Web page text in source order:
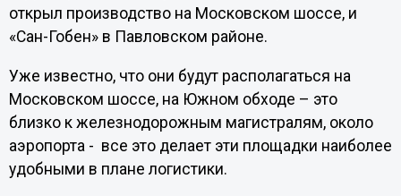
открыл производство на Московском шоссе, и
«Сан-Гобен» в Павловском районе.
Уже известно, что они будут располагаться на
Московском шоссе, на Южном обходе – это
близко к железнодорожным магистралям, около
аэропорта - все это делает эти площадки наиболее
удобными в плане логистики.